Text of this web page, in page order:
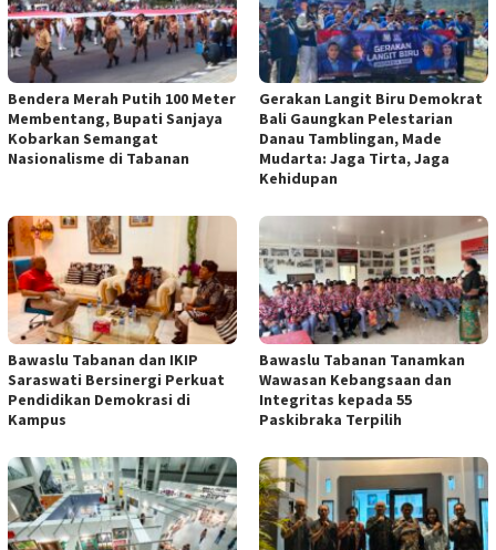
Bendera Merah Putih 100 Meter
Membentang, Bupati Sanjaya
Kobarkan Semangat
Nasionalisme di Tabanan
Gerakan Langit Biru Demokrat
Bali Gaungkan Pelestarian
Danau Tamblingan, Made
Mudarta: Jaga Tirta, Jaga
Kehidupan
Bawaslu Tabanan dan IKIP
Saraswati Bersinergi Perkuat
Pendidikan Demokrasi di
Kampus
Bawaslu Tabanan Tanamkan
Wawasan Kebangsaan dan
Integritas kepada 55
Paskibraka Terpilih